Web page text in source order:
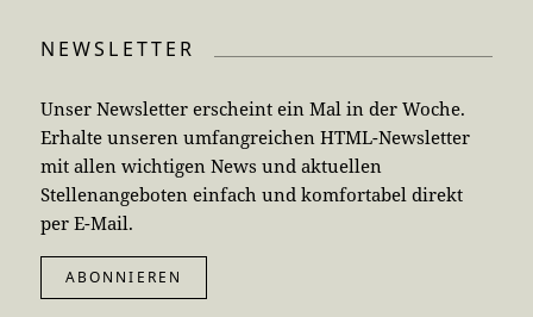
NEWSLETTER
Unser Newsletter erscheint ein Mal in der Woche.
Erhalte unseren umfangreichen HTML-Newsletter
mit allen wichtigen News und aktuellen
Stellenangeboten einfach und komfortabel direkt
per E-Mail.
ABONNIEREN